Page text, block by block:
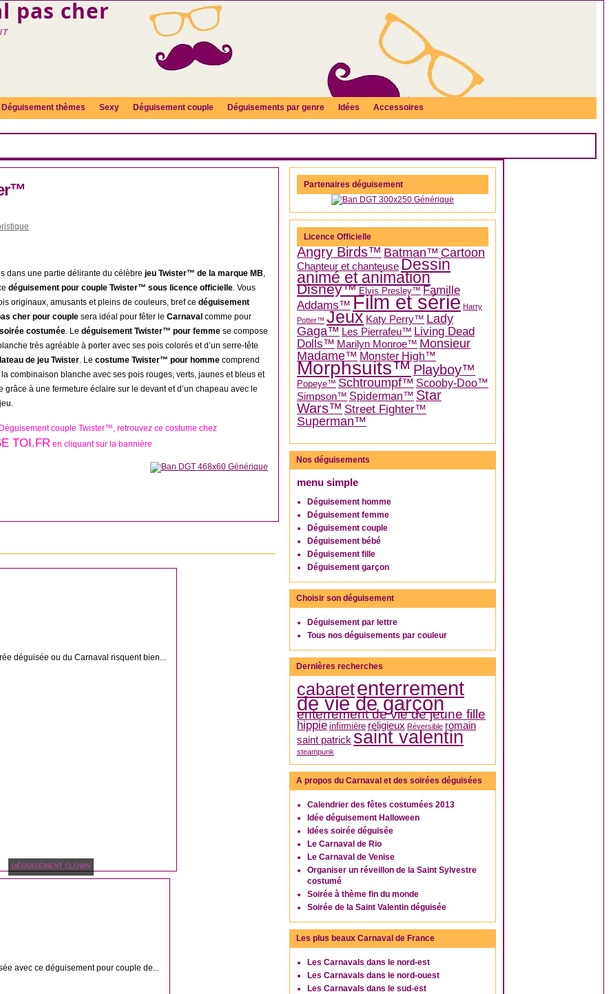
pas cher
Déguisement thèmes Sexy Déguisement couple Déguisements par genre Idées Accessoires
dans une partie délirante du célèbre jeu Twister™ de la marque MB,
déguisement pour couple Twister™ sous licence officielle. Vous
originaux, amusants et pleins de couleurs, bref ce déguisement
cher pour couple sera idéal pour fêter le Carnaval comme pour
soirée costumée. Le déguisement Twister™ pour femme se compose
très agréable à porter avec ses pois colorés et d’un serre-tête
de jeu Twister. Le costume Twister™ pour homme comprend
combinaison blanche avec ses pois rouges, verts, jaunes et bleus et
grâce à une fermeture éclaire sur le devant et d’un chapeau avec le
couple Twister™, retrouvez ce costume chez
TOI.FR en cliquant sur la bannière
DÉGUISEMENT ABEILLE
déguisée ou du Carnaval risquent bien...
DÉGUISEMENT CLOWN
avec ce déguisement pour couple de...
Partenaires déguisement
Licence Officielle
Angry Birds™ Batman™ Cartoon
Chanteur et chanteuse Dessin
animé et animation
Disney™ Elvis Presley™ Famille
Addams™ Film et série Harry
Potter™ Jeux Katy Perry™ Lady
Gaga™ Les Pierrafeu™ Living Dead
Dolls™ Marilyn Monroe™ Monsieur
Madame™ Monster High™
Morphsuits™Playboy™
Popeye™ Schtroumpf™ Scooby-Doo™
Simpson™ Spiderman™ Star
Wars™ Street Fighter™
Superman™
Nos déguisements
menu simple
Déguisement homme
Déguisement femme
Déguisement couple
Déguisement bébé
Déguisement fille
Déguisement garçon
Choisir son déguisement
Déguisement par lettre
Tous nos déguisements par couleur
Dernières recherches
cabaretenterrement
de vie de garçon
enterrement de vie de jeune fille
hippie infirmière religieux Réversible romain
saint patrick saint valentin
steampunk
A propos du Carnaval et des soirées déguisées
Calendrier des fêtes costumées 2013
Idée déguisement Halloween
Idées soirée déguisée
Le Carnaval de Rio
Le Carnaval de Venise
Organiser un réveillon de la Saint Sylvestre
costumé
Soirée à thème fin du monde
Soirée de la Saint Valentin déguisée
Les plus beaux Carnaval de France
Les Carnavals dans le nord-est
Les Carnavals dans le nord-ouest
Les Carnavals dans le sud-est